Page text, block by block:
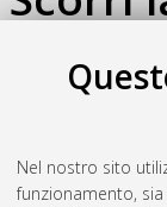
Nel nostro sito
funzionamento,
Seleziona un
2024(1)